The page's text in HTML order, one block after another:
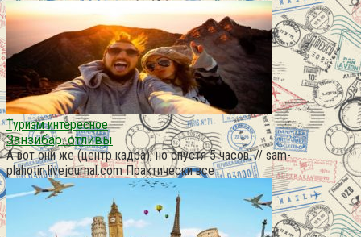
Туризм интересное
Занзибар. отливы
А вот они же (центр кадра), но спустя 5 часов. // sam-
plahotin.livejournal.com Практически все